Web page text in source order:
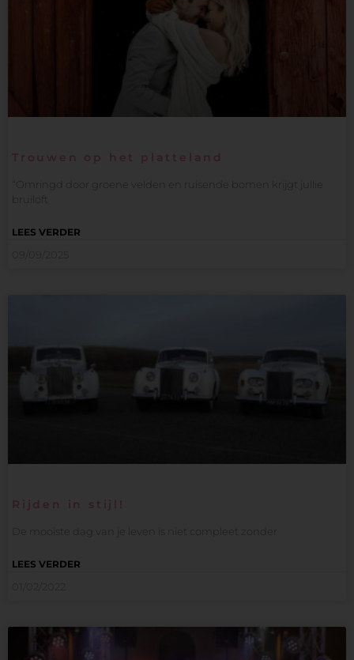
Trouwen op het platteland
“Omringd door groene velden en ruisende bomen krijgt jullie
bruiloft
LEES VERDER
Rijden in stijl!
De mooiste dag van je leven is niet compleet zonder
LEES VERDER